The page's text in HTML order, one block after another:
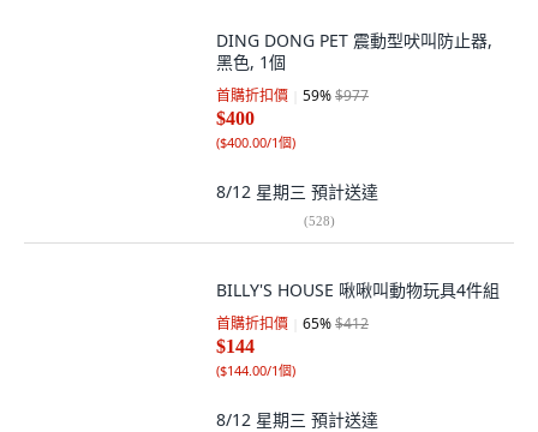
DING DONG PET 震動型吠叫防止器,
黑色, 1個
首購折扣價 59%$977
$400
($400.00/1個)
8/12 星期三 預計送達
(528)
BILLY'S HOUSE 啾啾叫動物玩具4件組
首購折扣價 65%$412
$144
($144.00/1個)
8/12 星期三 預計送達